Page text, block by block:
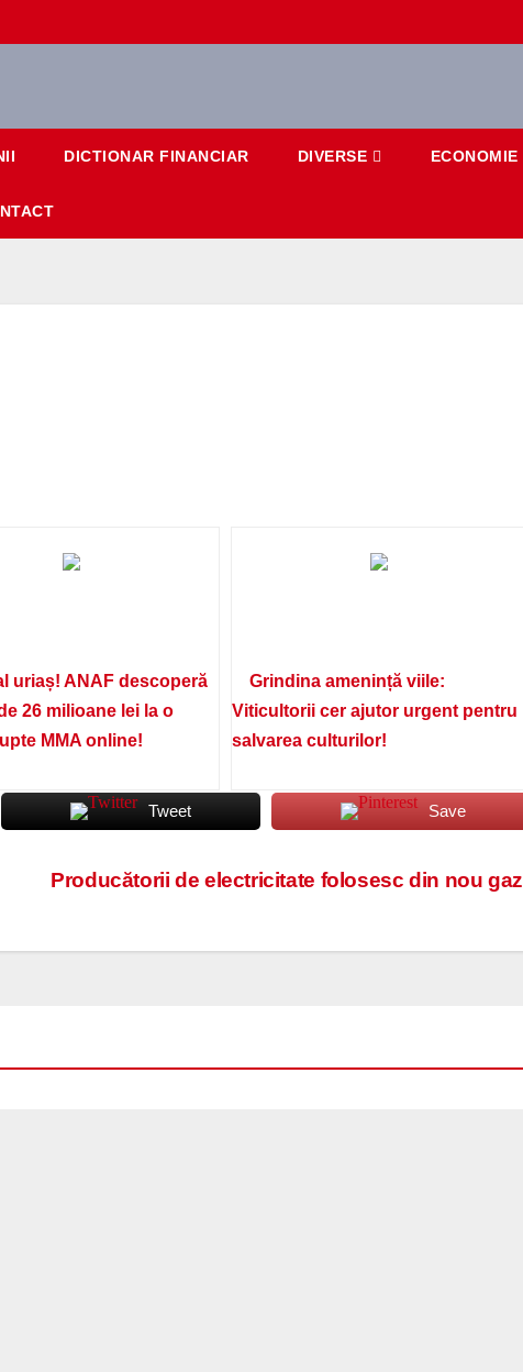
DICTIONAR FINANCIAR DIVERSE ECONOMIE
uriaș! ANAF descoperă
26 milioane lei la o
MMA online!
Grindina amenință viile:
Viticultorii cer ajutor urgent pentru
salvarea culturilor!
Tweet Save
Producătorii de electricitate folosesc din nou gaz